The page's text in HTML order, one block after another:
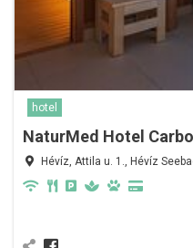
hotel
NaturMed Hotel
Hévíz, Attila u. 1., Hévíz